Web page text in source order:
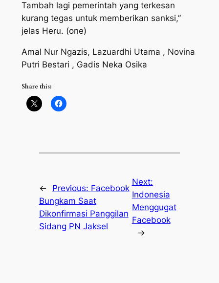
Tambah lagi pemerintah yang terkesan
kurang tegas untuk memberikan sanksi,”
jelas Heru. (one)
Amal Nur Ngazis, Lazuardhi Utama , Novina
Putri Bestari , Gadis Neka Osika
Share this:
← Previous: Facebook
Bungkam Saat
Dikonfirmasi Panggilan
Sidang PN Jaksel
Next:
Indonesia
Menggugat
Facebook
→